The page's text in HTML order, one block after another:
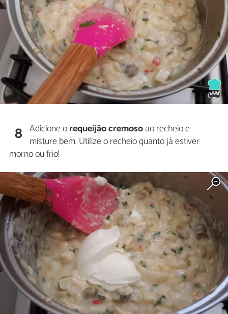
8 Adicione orequeijão cremosoao recheio e
misture bem. Utilize o recheio quanto já estiver
morno ou frio!